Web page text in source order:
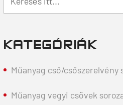
KATEGÓRIÁK
Műanyag cső/csőszerelvény
Műanyag vegyi csövek